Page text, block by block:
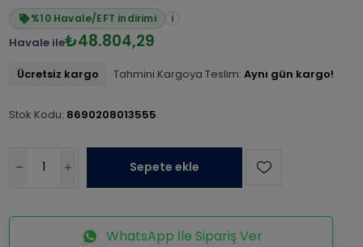
%10 Havale/EFT indirimi i
Havale ile₺48.804,29
Ücretsiz kargo Tahmini Kargoya Teslim: Aynı gün kargo!
Stok Kodu: 8690208013555
Sepete ekle
WhatsApp İle Sipariş Ver